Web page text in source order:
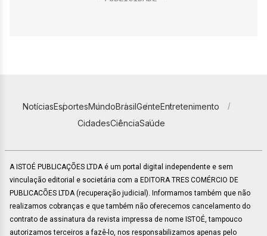
NotíciasEsportesMundoBrasilGenteEntretenimento
CidadesCiênciaSaúde
A ISTOÉ PUBLICAÇÕES LTDA é um portal digital independente e sem
vinculação editorial e societária com a EDITORA TRES COMÉRCIO DE
PUBLICACÕES LTDA (recuperação judicial). Informamos também que não
realizamos cobranças e que também não oferecemos cancelamento do
contrato de assinatura da revista impressa de nome ISTOÉ, tampouco
autorizamos terceiros a fazê-lo, nos responsabilizamos apenas pelo